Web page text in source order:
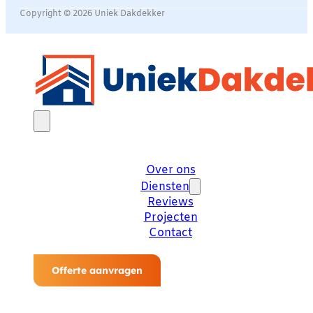
Copyright © 2026 Uniek Dakdekker
Over ons
Diensten
Reviews
Projecten
Contact
Offerte aanvragen